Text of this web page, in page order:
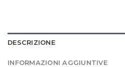
DESCRIZIONE
INFORMAZIONI AGGIUNTIVE